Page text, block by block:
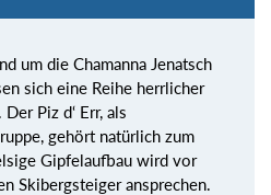
um die Chamanna Jenatsch
sich eine Reihe herrlicher
Piz d‘ Err, als
gehört natürlich zum
Gipfelaufbau wird vor
Skibergsteiger ansprechen.